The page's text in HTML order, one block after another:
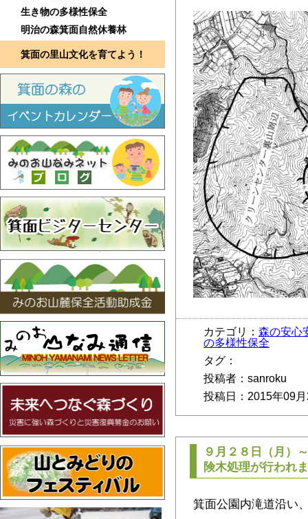
生き物の多様性保全
明治の森箕面自然休養林
箕面の里山文化を育てよう！
カテゴリ： 森の安心
の多様性保全
タグ：
投稿者：sanroku
投稿日：2015年09
９月２８日（月）
険木処理が行われ
箕面公園内滝道沿い